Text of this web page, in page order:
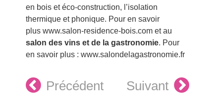
en bois et éco-construction, l’isolation
thermique et phonique. Pour en savoir
plus www.salon-residence-bois.com et au
salon des vins et de la gastronomie. Pour
en savoir plus : www.salondelagastronomie.fr
Précédent Suivant